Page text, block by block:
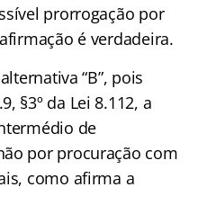
prorrogação por
é verdadeira.
“B”, pois
§3º da Lei 8.112, a
de
por procuração com
como afirma a